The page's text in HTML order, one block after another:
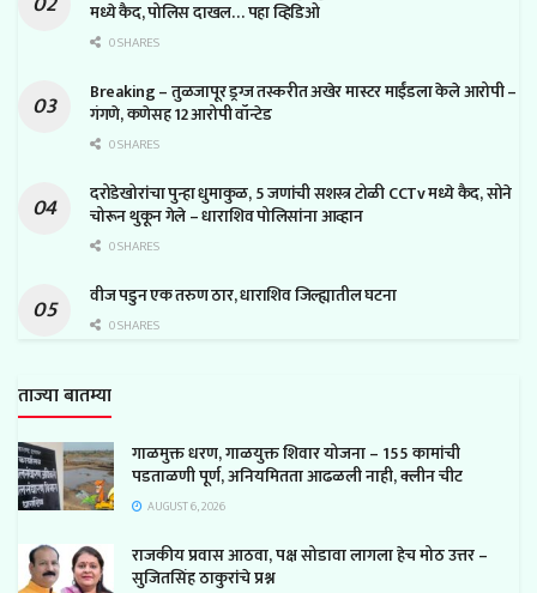
मध्ये कैद, पोलिस दाखल… पहा व्हिडिओ
0 SHARES
Breaking – तुळजापूर ड्रग्ज तस्करीत अखेर मास्टर माईंडला केले आरोपी –
गंगणे, कणेसह 12 आरोपी वॉन्टेड
0 SHARES
दरोडेखोरांचा पुन्हा धुमाकुळ, 5 जणांची सशस्त्र टोळी CCTv मध्ये कैद, सोने
चोरून थुकून गेले – धाराशिव पोलिसांना आव्हान
0 SHARES
वीज पडुन एक तरुण ठार, धाराशिव जिल्ह्यातील घटना
0 SHARES
ताज्या बातम्या
गाळमुक्त धरण, गाळयुक्त शिवार योजना – 155 कामांची
पडताळणी पूर्ण, अनियमितता आढळली नाही, क्लीन चीट
AUGUST 6, 2026
राजकीय प्रवास आठवा, पक्ष सोडावा लागला हेच मोठ उत्तर –
सुजितसिंह ठाकुरांचे प्रश्न